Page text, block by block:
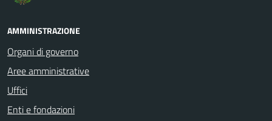
AMMINISTRAZIONE
Organi di governo
Aree amministrative
Uffici
Enti e fondazioni